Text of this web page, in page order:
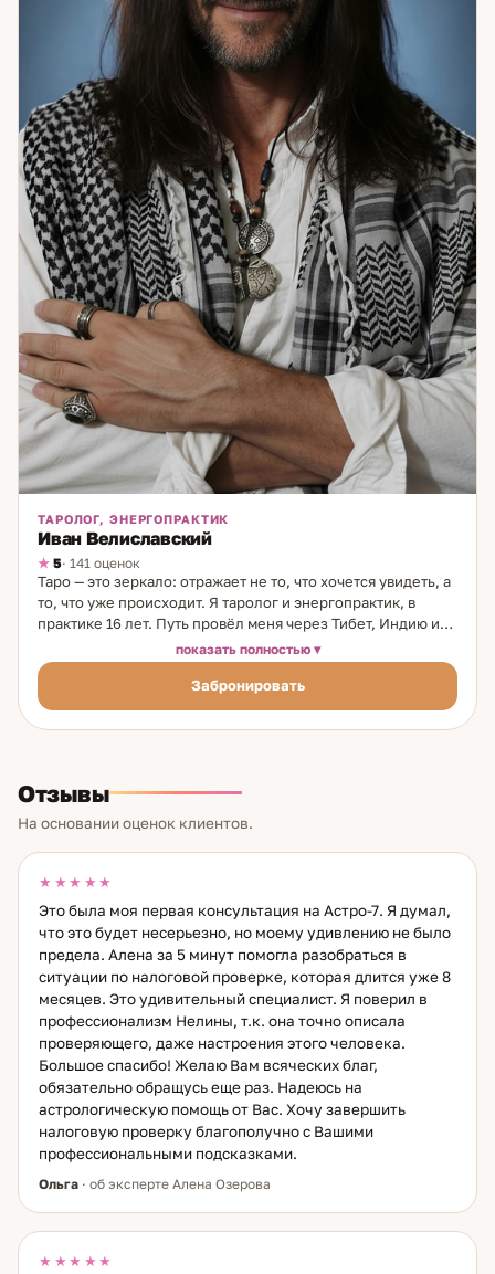
рядом с клиентом. Я также владею знаниями о
православных молитвах и использую этот ресурс для тех,
кому он близок по духу. Моя задача — не
продемонстрировать возможности, а дать вам ясность,
внутреннюю опору и точное понимание того, что
происходит и что с этим делать.
ТАРОЛОГ, ЭНЕРГОПРАКТИК
Иван Велиславский
5· 141 оценок
Таро — это зеркало: отражает не то, что хочется увидеть, а
то, что уже происходит. Я таролог и энергопрактик, в
практике 16 лет. Путь провёл меня через Тибет, Индию и
другие места, где древние традиции работы с сознанием
ещё живы. Первую колоду Таро получил от Учителя —
носителя французской школы. Как работаю: считываю
через Таро — раскрываю внутренние блоки, показываю
истинные причины происходящего и возможные пути.
намерения и интуиции. Без привязки к месту, клиенты в
сценарии в отношениях и жизни; истинные причины
застоя; отношения и чувства партнёра; карьера и финансы.
Когда человек видит свой повторяющийся сценарий и
настоящий результат.
показать полностью
Забронировать
Отзывы
На основании оценок клиентов.
★★★★★
Это была моя первая консультация на Астро-7. Я думал,
что это будет несерьезно, но моему удивлению не было
предела. Алена за 5 минут помогла разобраться в
ситуации по налоговой проверке, которая длится уже 8
месяцев. Это удивительный специалист. Я поверил в
профессионализм Нелины, т.к. она точно описала
проверяющего, даже настроения этого человека.
Большое спасибо! Желаю Вам всяческих благ,
обязательно обращусь еще раз. Надеюсь на
астрологическую помощь от Вас. Хочу завершить
налоговую проверку благополучно с Вашими
профессиональными подсказками.
Ольга · об эксперте Алена Озерова
★★★★★